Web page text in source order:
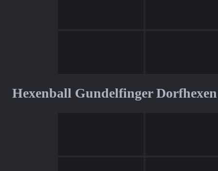
Hexenball Gundelfinger Dorfhexen